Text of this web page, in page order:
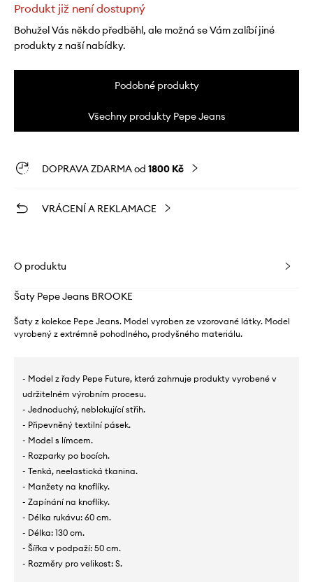
Produkt již není dostupný
Bohužel Vás někdo předběhl, ale možná se Vám zalíbí jiné
produkty z naší nabídky.
Podobné produkty
Všechny produkty Pepe Jeans
DOPRAVA ZDARMA od 1800 Kč
VRÁCENÍ A REKLAMACE
O produktu
Šaty Pepe Jeans BROOKE
Šaty z kolekce Pepe Jeans. Model vyroben ze vzorované látky. Model
vyrobený z extrémně pohodlného, ​​prodyšného materiálu.
- Model z řady Pepe Future, která zahrnuje produkty vyrobené v
udržitelném výrobním procesu.
- Jednoduchý, neblokující střih.
- Připevněný textilní pásek.
- Model s límcem.
- Rozparky po bocích.
- Tenká, neelastická tkanina.
- Manžety na knoflíky.
- Zapínání na knoflíky.
- Délka rukávu: 60 cm.
- Délka: 130 cm.
- Šířka v podpaží: 50 cm.
- Rozměry pro velikost: S.